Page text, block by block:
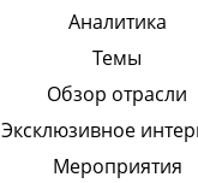
Аналитика
Темы
Обзор отрасли
Эксклюзивное
Мероприятия